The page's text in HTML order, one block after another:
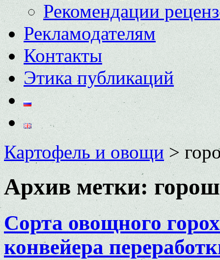
Рекомендации
Рекламодателям
Контакты
Этика публикаций
Картофель и овощи>
Архив метки:
Сорта овощного
конвейера